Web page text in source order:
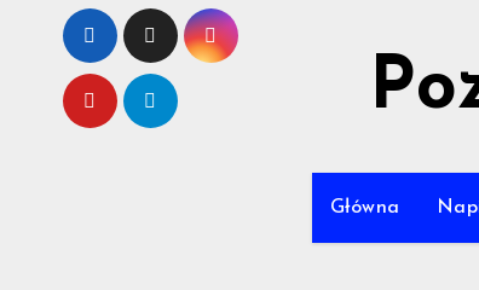
content
Główna